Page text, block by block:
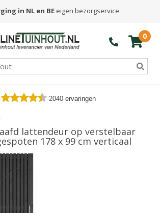
in NL en BE eigen bezorgservice
0
2040 ervaringen
lattendeur op verstelbaar
178 x 99 cm verticaal